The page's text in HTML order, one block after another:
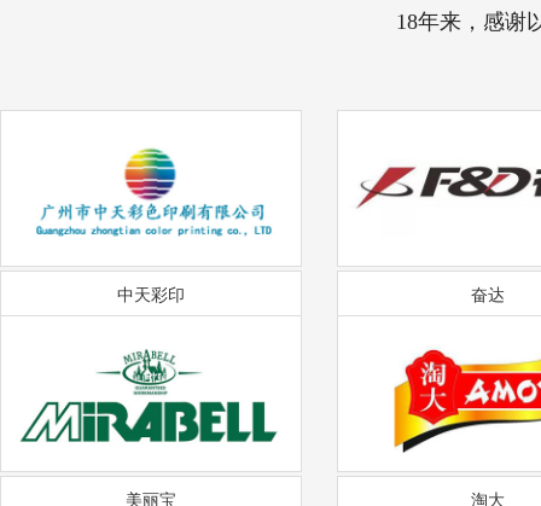
18年来，感谢
中天彩印 奋达
美丽宝 淘大